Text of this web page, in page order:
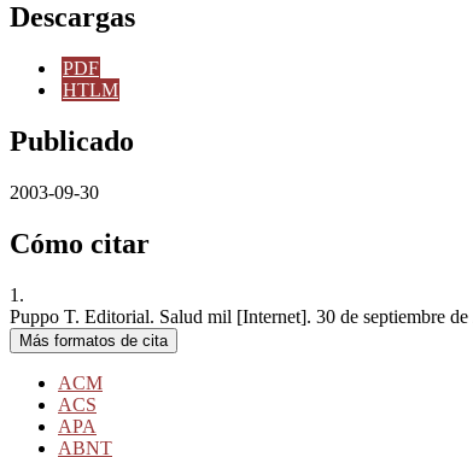
Descargas
PDF
HTLM
Publicado
2003-09-30
Cómo citar
1.
Puppo T. Editorial. Salud mil [Internet]. 30 de septiembre
Más formatos de cita
ACM
ACS
APA
ABNT